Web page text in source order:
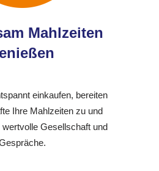
Mahlzeiten
einkaufen, bereiten
Ihre Mahlzeiten zu und
Gesellschaft und